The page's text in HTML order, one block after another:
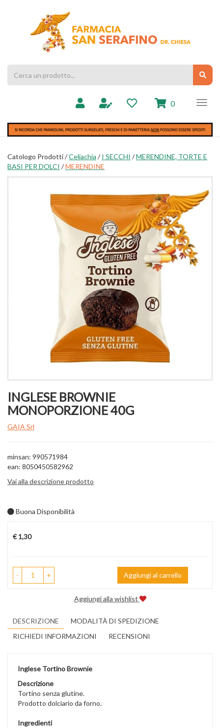
Prodotto
0 prodotti
inseriti
Catologo Prodotti /Celiachia /I SECCHI /MERENDINE, TORTE E
BASI PER DOLCI /MERENDINE
INGLESE BROWNIE
MONOPORZIONE 40G
GAIA Srl
minsan: 990571984
ean: 8050450582962
Vai alla descrizione prodotto
Buona Disponibilità
Prezzo
€ 1,30
- + Aggiungi al carrello
Aggiungi alla wishlist
DESCRIZIONE
MODALITÀ DI SPEDIZIONE
RICHIEDI INFORMAZIONI
RECENSIONI
Inglese Tortino Brownie
Descrizione
Tortino senza glutine.
Prodotto dolciario da forno.
Ingredienti